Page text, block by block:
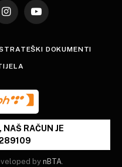
InstagramYouTube
DOKUMENTI
NAŠ RAČUN JE
by nBTA.